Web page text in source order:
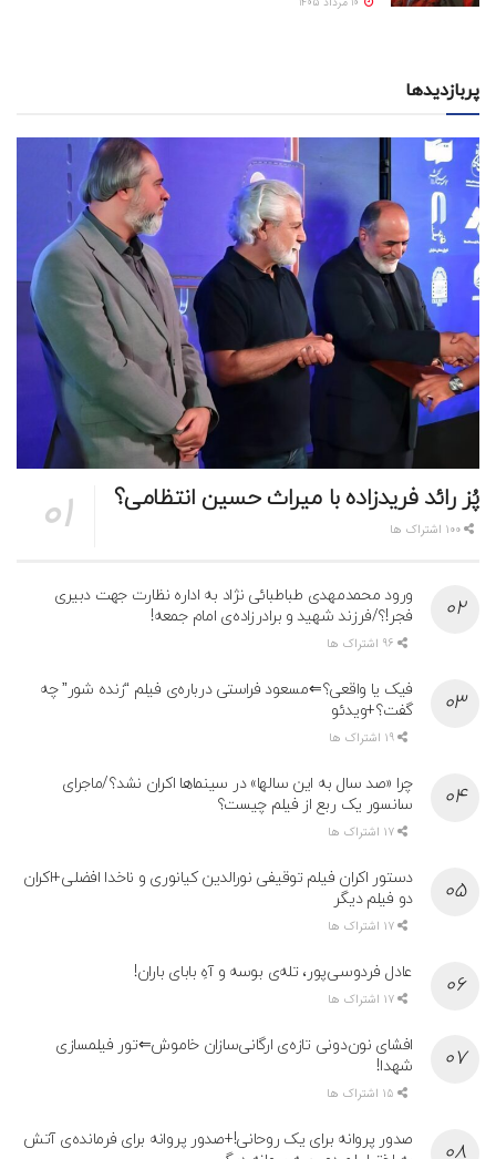
پربازدیدها
پُز رائد فریدزاده با میراث حسین انتظامی؟
ورود محمدمهدی طباطبائی نژاد به اداره نظارت جهت دبیری
فجر!؟/فرزند شهید و برادرزاده‌ی امام جمعه!
فیک یا واقعی؟⇐مسعود فراستی درباره‌ی فیلم “زنده شور” چه
گفت؟+ویدئو
چرا «صد سال به این سالها» در سینماها اکران نشد؟/ماجرای
سانسور یک ربع از فیلم چیست؟
دستور اکران فیلم توقیفی نورالدین کیانوری و ناخدا افضلی+اکران
دو فیلم دیگر
عادل فردوسی‌پور، تله‌ی بوسه و آهِ بابای باران!
افشای نون‌دونی تازه‌ی ارگانی‌سازان خاموش⇐تور فیلمسازی
شهدا!
صدور پروانه برای یک روحانی!+صدور پروانه برای فرمانده‌ی آتش